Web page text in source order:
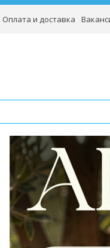
Оплата и доставка